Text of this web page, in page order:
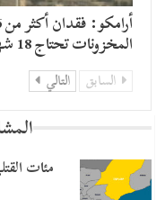
المخزونات تحتاج 18 شهرا
السابق التالي
مئات